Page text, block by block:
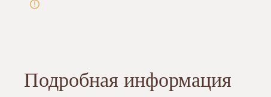
Подробная информация